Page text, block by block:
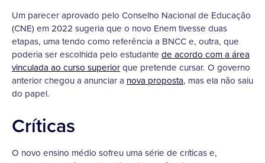
Um parecer aprovado pelo Conselho Nacional de Educação
(CNE) em 2022 sugeria que o novo Enem tivesse duas
etapas, uma tendo como referência a BNCC e, outra, que
poderia ser escolhida pelo estudante de acordo com a área
vinculada ao curso superiorque pretende cursar. O governo
anterior chegou a anunciar a nova proposta, mas ela não saiu
do papel.
Críticas
O novo ensino médio sofreu uma série de críticas e,